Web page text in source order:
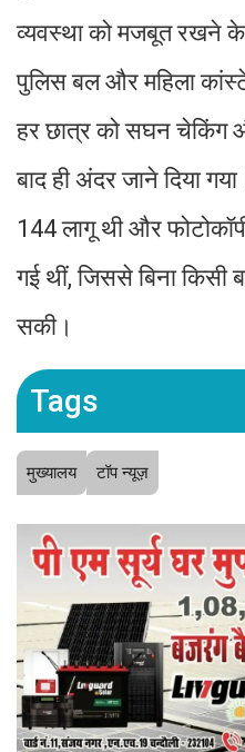
व्यवस्था को मजबूत रखने के
पुलिस बल और महिला
हर छात्र को सघन चेकिंग
बाद ही अंदर जाने दिया
144 लागू थी और
गई थीं, जिससे बिना किसी
सकी।
Tags
मुख्यालय टॉप न्यूज़